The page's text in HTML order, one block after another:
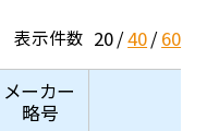
表示件数 20 40 60
メーカー
略号